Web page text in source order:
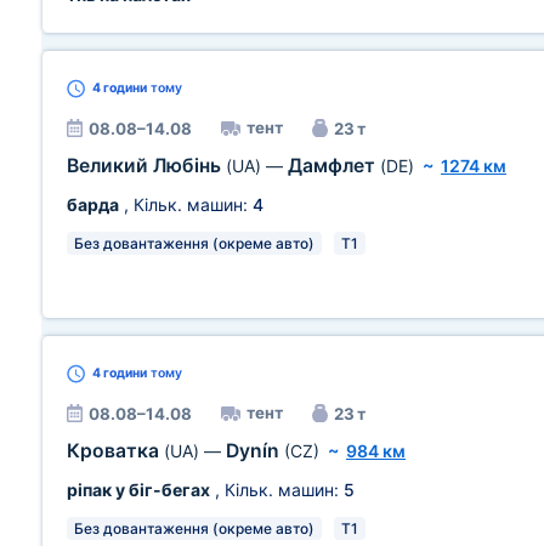
4 години тому
08.08–14.08 тент 23 т
Великий Любінь (UA) — Дамфлет (DE) ~ 1274 км
барда , Кільк. машин: 4
Без довантаження (окреме авто) T1
4 години тому
08.08–14.08 тент 23 т
Кроватка (UA) — Dynín (CZ) ~ 984 км
ріпак у біг-бегах , Кільк. машин: 5
Без довантаження (окреме авто) T1